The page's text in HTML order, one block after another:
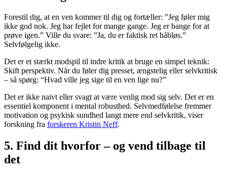
Forestil dig, at en ven kommer til dig og fortæller: ”Jeg føler mig
ikke god nok. Jeg har fejlet for mange gange. Jeg er bange for at
prøve igen.” Ville du svare: ”Ja, du er faktisk ret håbløs.”
Selvfølgelig ikke.
Det er et stærkt modspil til indre kritik at bruge en simpel teknik:
Skift perspektiv. Når du føler dig presset, ængstelig eller selvkritisk
– så spørg: “Hvad ville jeg sige til en ven lige nu?”
Det er ikke naivt eller svagt at være venlig mod sig selv. Det er en
essentiel komponent i mental robusthed. Selvmedfølelse fremmer
motivation og psykisk sundhed langt mere end selvkritik, viser
forskning fra forskeren Kristin Neff.
5. Find dit hvorfor – og vend tilbage til
det